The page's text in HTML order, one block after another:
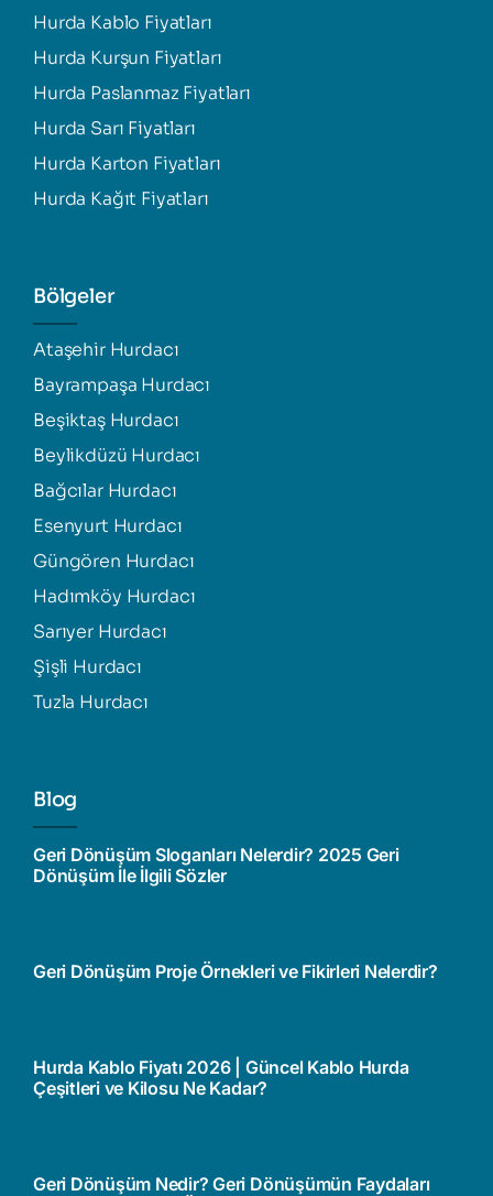
Hurda Kablo Fiyatları
Hurda Kurşun Fiyatları
Hurda Paslanmaz Fiyatları
Hurda Sarı Fiyatları
Hurda Karton Fiyatları
Hurda Kağıt Fiyatları
Bölgeler
Ataşehir Hurdacı
Bayrampaşa Hurdacı
Beşiktaş Hurdacı
Beylikdüzü Hurdacı
Bağcılar Hurdacı
Esenyurt Hurdacı
Güngören Hurdacı
Hadımköy Hurdacı
Sarıyer Hurdacı
Şişli Hurdacı
Tuzla Hurdacı
Blog
Geri Dönüşüm Sloganları Nelerdir? 2025 Geri
Dönüşüm İle İlgili Sözler
Geri Dönüşüm Proje Örnekleri ve Fikirleri Nelerdir?
Hurda Kablo Fiyatı 2026 | Güncel Kablo Hurda
Çeşitleri ve Kilosu Ne Kadar?
Geri Dönüşüm Nedir? Geri Dönüşümün Faydaları